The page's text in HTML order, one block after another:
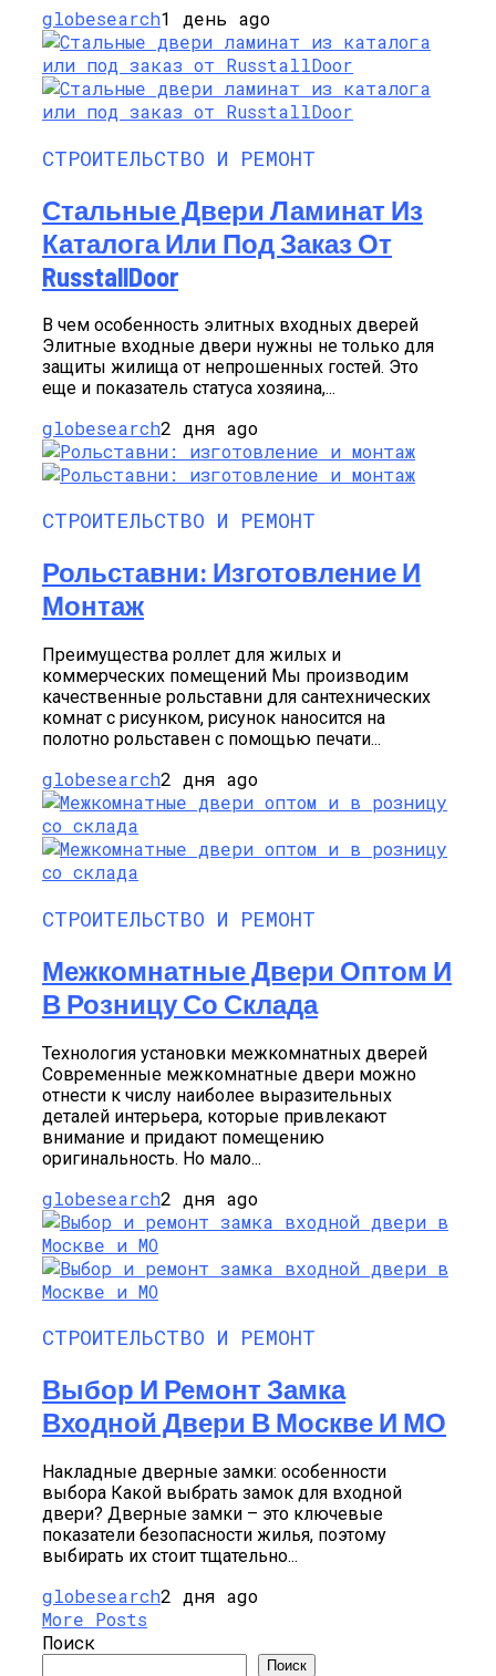
globesearch1 день ago
СТРОИТЕЛЬСТВО И РЕМОНТ
Стальные Двери Ламинат Из
Каталога Или Под Заказ От
RusstallDoor
В чем особенность элитных входных дверей
Элитные входные двери нужны не только для
защиты жилища от непрошенных гостей. Это
еще и показатель статуса хозяина,...
globesearch2 дня ago
СТРОИТЕЛЬСТВО И РЕМОНТ
Рольставни: Изготовление И
Монтаж
Преимущества роллет для жилых и
коммерческих помещений Мы производим
качественные рольставни для сантехнических
комнат с рисунком, рисунок наносится на
полотно рольставен с помощью печати...
globesearch2 дня ago
СТРОИТЕЛЬСТВО И РЕМОНТ
Межкомнатные Двери Оптом И
В Розницу Со Склада
Технология установки межкомнатных дверей
Современные межкомнатные двери можно
отнести к числу наиболее выразительных
деталей интерьера, которые привлекают
внимание и придают помещению
оригинальность. Но мало...
globesearch2 дня ago
СТРОИТЕЛЬСТВО И РЕМОНТ
Выбор И Ремонт Замка
Входной Двери В Москве И МО
Накладные дверные замки: особенности
выбора Какой выбрать замок для входной
двери? Дверные замки – это ключевые
показатели безопасности жилья, поэтому
выбирать их стоит тщательно...
globesearch2 дня ago
More Posts
Поиск
Поиск